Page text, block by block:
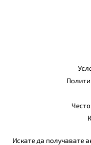
Искате да получавате